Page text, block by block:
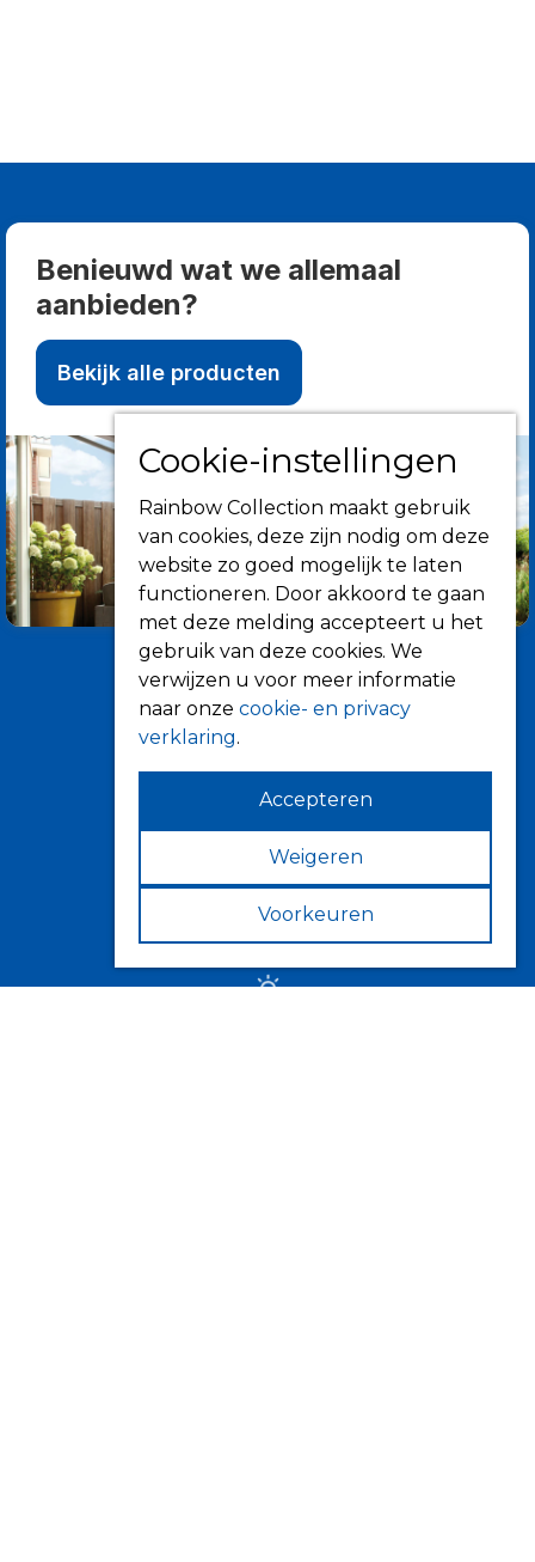
Benieuwd wat we allemaal
aanbieden?
Bekijk alle producten
Informatie
Over ons
Tips
Verkooppunten
Cookie-instellingen
Rainbow Collection maakt gebruik
van cookies, deze zijn nodig om deze
website zo goed mogelijk te laten
functioneren. Door akkoord te gaan
met deze melding accepteert u het
gebruik van deze cookies. We
verwijzen u voor meer informatie
naar onze cookie- en privacy
verklaring.
Accepteren
Weigeren
Voorkeuren